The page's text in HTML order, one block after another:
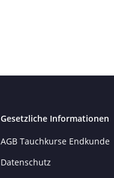
Gesetzliche Informationen
AGB Tauchkurse Endkunde
Datenschutz